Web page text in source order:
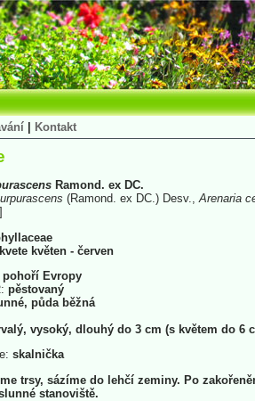
Kontakt
Ramond. ex DC.
(Ramond. ex DC.) Desv.,Arenaria
květen - červen
pohoří Evropy
pěstovaný
půda běžná
vysoký, dlouhý do 3 cm (s květem do 6
skalnička
trsy, sázíme do lehčí zeminy. Po
stanoviště.